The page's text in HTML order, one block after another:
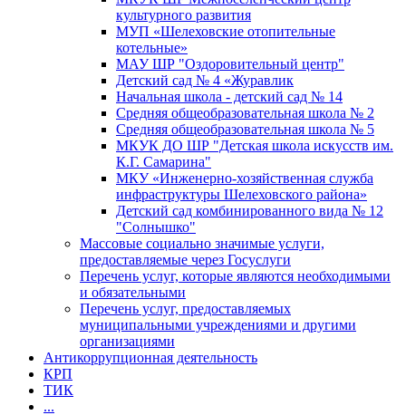
культурного развития
МУП «Шелеховские отопительные
котельные»
МАУ ШР "Оздоровительный центр"
Детский сад № 4 «Журавлик
Начальная школа - детский сад № 14
Средняя общеобразовательная школа № 2
Средняя общеобразовательная школа № 5
МКУК ДО ШР "Детская школа искусств им.
К.Г. Самарина"
МКУ «Инженерно-хозяйственная служба
инфраструктуры Шелеховского района»
Детский сад комбинированного вида № 12
"Солнышко"
Массовые социально значимые услуги,
предоставляемые через Госуслуги
Перечень услуг, которые являются необходимыми
и обязательными
Перечень услуг, предоставляемых
муниципальными учреждениями и другими
организациями
Антикоррупционная деятельность
КРП
ТИК
...